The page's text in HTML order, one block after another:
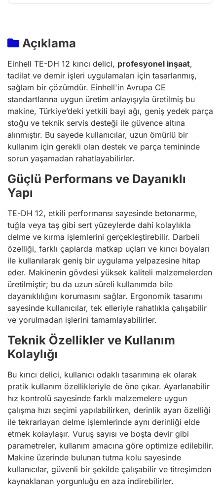
Açıklama
Einhell TE-DH 12 kırıcı delici, profesyonel inşaat,
tadilat ve demir işleri uygulamaları için tasarlanmış,
sağlam bir çözümdür. Einhell'in Avrupa CE
standartlarına uygun üretim anlayışıyla üretilmiş bu
makine, Türkiye’deki yetkili bayi ağı, geniş yedek parça
stoğu ve teknik servis desteği ile güvence altına
alınmıştır. Bu sayede kullanıcılar, uzun ömürlü bir
kullanım için gerekli olan destek ve parça temininde
sorun yaşamadan rahatlayabilirler.
Güçlü Performans ve Dayanıklı
Yapı
TE-DH 12, etkili performansı sayesinde betonarme,
tuğla veya taş gibi sert yüzeylerde dahi kolaylıkla
delme ve kırma işlemlerini gerçekleştirebilir. Darbeli
özelliği, farklı çaplarda matkap uçları ve kırıcı boyaları
ile kullanılarak geniş bir uygulama yelpazesine hitap
eder. Makinenin gövdesi yüksek kaliteli malzemelerden
üretilmiştir; bu da uzun süreli kullanımda bile
dayanıklılığını korumasını sağlar. Ergonomik tasarımı
sayesinde kullanıcılar, tek elleriyle rahatlıkla çalışabilir
ve yorulmadan işlerini tamamlayabilirler.
Teknik Özellikler ve Kullanım
Kolaylığı
Bu kırıcı delici, kullanıcı odaklı tasarımına ek olarak
pratik kullanım özellikleriyle de öne çıkar. Ayarlanabilir
hız kontrolü sayesinde farklı malzemelere uygun
çalışma hızı seçimi yapılabilirken, derinlik ayarı özelliği
ile tekrarlayan delme işlemlerinde aynı derinliği elde
etmek kolaylaşır. Vuruş sayısı ve boşta devir gibi
parametreler, kullanım amacına göre optimize edilebilir.
Makine üzerinde bulunan tutma kolu sayesinde
kullanıcılar, güvenli bir şekilde çalışabilir ve titreşimden
kaynaklanan yorgunluğu en aza indirebilirler.